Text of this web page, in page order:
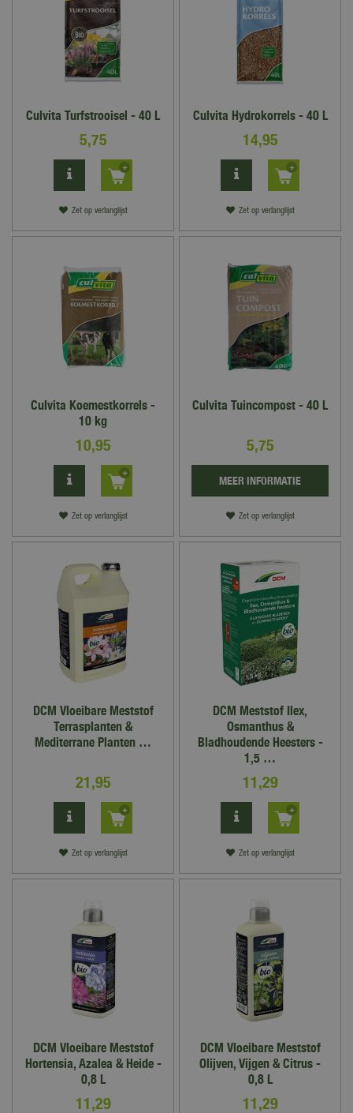
Culvita Turfstrooisel - 40 L
5,75
Zet op verlanglijst
Culvita Hydrokorrels - 40 L
14,95
Zet op verlanglijst
Culvita Koemestkorrels -
10 kg
10,95
Zet op verlanglijst
Culvita Tuincompost - 40 L
5,75
Zet op verlanglijst
MEER INFORMATIE
DCM Vloeibare Meststof
Terrasplanten &
Mediterrane Planten …
21,95
Zet op verlanglijst
DCM Meststof Ilex,
Osmanthus &
Bladhoudende Heesters -
1,5 …
11,29
Zet op verlanglijst
DCM Vloeibare Meststof
Hortensia, Azalea & Heide -
0,8 L
11,29
DCM Vloeibare Meststof
Olijven, Vijgen & Citrus -
0,8 L
11,29